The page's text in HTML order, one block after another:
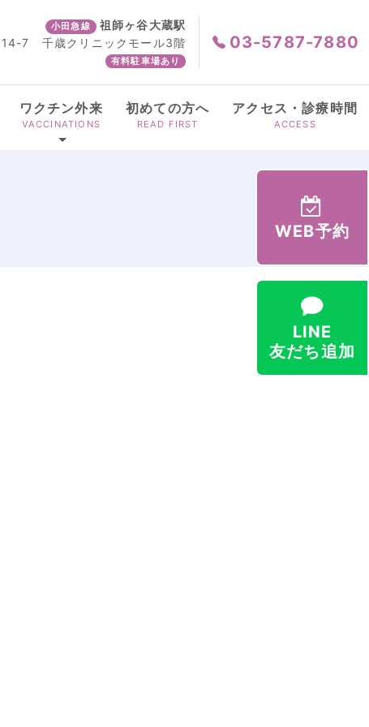
小田急線 祖師ヶ谷大蔵駅
14-7 千歳クリニックモール3階
有料駐車場あり
03-5787-7880
ワクチン外来
VACCINATIONS
初めての方へ
READ FIRST
アクセス・診療時間
ACCESS
WEB予約
LINE
友だち追加